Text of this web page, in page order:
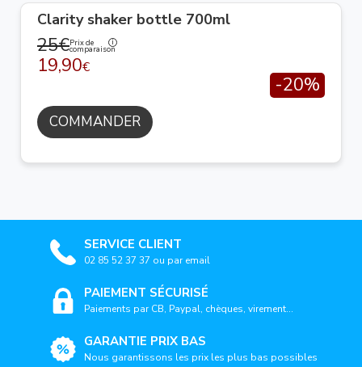
Clarity shaker bottle 700ml
25€Prix de
comparaison
19,90€
-20%
COMMANDER
SERVICE CLIENT
02 85 52 37 37 ou par email
PAIEMENT SÉCURISÉ
Paiements par CB, Paypal, chèques, virement...
GARANTIE PRIX BAS
Nous garantissons les prix les plus bas possibles